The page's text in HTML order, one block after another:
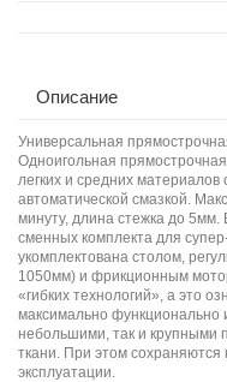
Описание
Универсальная
Одноигольная
легких и средних
автоматической смазкой.
минуту, длина стежка до
сменных комплекта для
укомплектована столом,
1050мм) и фрикционным
«гибких технологий», а это
максимально функционально
небольшими, так и крупными
ткани. При этом сохраняются
эксплуатации.